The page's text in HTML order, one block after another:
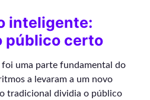
inteligente:
público certo
foi uma parte fundamental do
a levaram a um novo
tradicional dividia o público